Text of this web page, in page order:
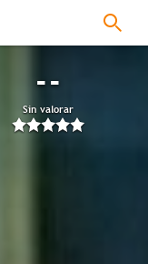
--
Sin valorar